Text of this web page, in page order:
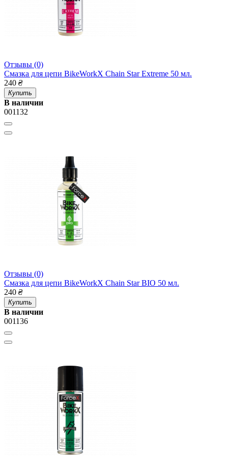
Отзывы (0)
Смазка для цепи BikeWorkX Chain Star Extreme 50 мл.
240 ₴
Купить
В наличии
001132
Отзывы (0)
Смазка для цепи BikeWorkX Chain Star BIO 50 мл.
240 ₴
Купить
В наличии
001136